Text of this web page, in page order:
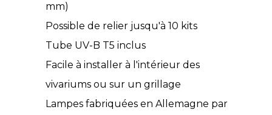
mm)
Possible de relier jusqu'à 10 kits
Tube UV-B T5 inclus
Facile à installer à l'intérieur des
vivariums ou sur un grillage
Lampes fabriquées en Allemagne par